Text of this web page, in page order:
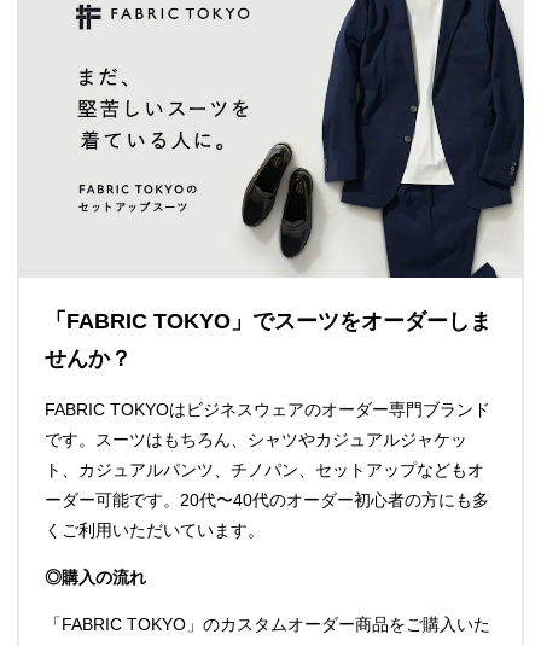
「FABRIC TOKYO」でスーツをオーダーしま
せんか？
FABRIC TOKYOはビジネスウェアのオーダー専門ブランド
です。スーツはもちろん、シャツやカジュアルジャケッ
ト、カジュアルパンツ、チノパン、セットアップなどもオ
ーダー可能です。20代〜40代のオーダー初心者の方にも多
くご利用いただいています。
◎購入の流れ
「FABRIC TOKYO」のカスタムオーダー商品をご購入いた